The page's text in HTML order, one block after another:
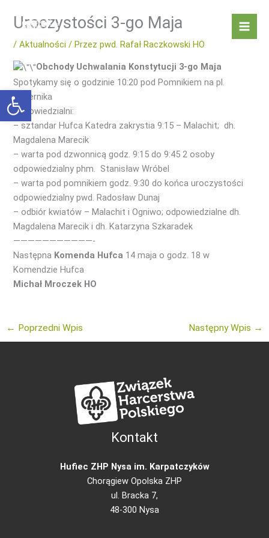
Uroczystości 3-go Maja
/Aktualności / Przezpwd. Rafał Raczkowski HO
Obchody Uchwalania Konstytucji 3-go Maja
Spotykamy się o godzinie 10:20 pod Pomnikiem na pl.
Kopernika
Odpowiedzialni:
– sztandar Hufca Katedra zakrystia 9:15 – Malachit; dh.
Magdalena Marecik
– warta pod dzwonnicą godz. 9:15 do 9:45 2 osoby
odpowiedzialny phm. Stanisław Wróbel
– warta pod pomnikiem godz. 9:30 do końca uroczystości
odpowiedzialny pwd. Radosław Dunaj
– odbiór kwiatów – Malachit i Ogniwo; odpowiedzialne dh.
Magdalena Marecik i dh. Katarzyna Szkaradek
———————————-
Następna Komenda Hufca 14 maja o godz. 18 w
Komendzie Hufca
Michał Mroczek HO
← Poprzedni Wpis Następny Wpis →
Kontakt
Hufiec ZHP Nysa im. Karpatczyków
Chorągiew Opolska ZHP
ul. Bracka 7,
48-300 Nysa
Otwórz pasek narzędzi